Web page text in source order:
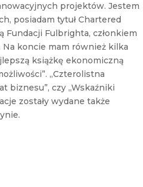
t
t
e
r
projektów. Jestem
posiadam tytuł Chartered
Fundacji Fulbrighta, członkiem
koncie mam również kilka
książkę ekonomiczną
„Czterolistna
biznesu”, czy „Wskaźniki
zostały wydane także